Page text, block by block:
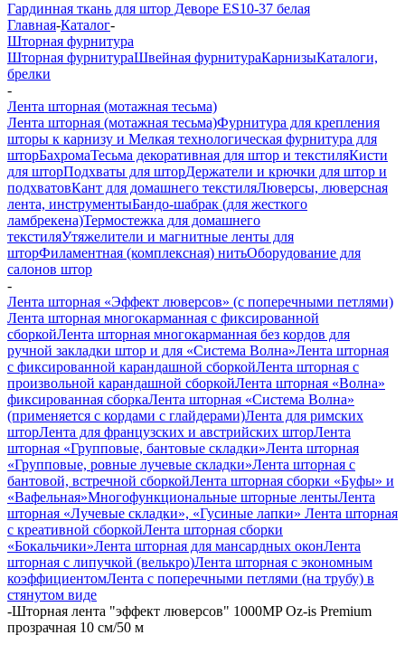
Гардинная ткань для штор Деворе ES10-37 белая
Главная-Каталог-
Шторная фурнитура
Шторная фурнитураШвейная фурнитураКарнизыКаталоги,
брелки
-
Лента шторная (мотажная тесьма)
Лента шторная (мотажная тесьма)Фурнитура для крепления
шторы к карнизу и Мелкая технологическая фурнитура для
шторБахромаТесьма декоративная для штор и текстиляКисти
для шторПодхваты для шторДержатели и крючки для штор и
подхватовКант для домашнего текстиляЛюверсы, люверсная
лента, инструментыБандо-шабрак (для жесткого
ламбрекена)Термостежка для домашнего
текстиляУтяжелители и магнитные ленты для
шторФиламентная (комплексная) нитьОборудование для
салонов штор
-
Лента шторная «Эффект люверсов» (с поперечными петлями)
Лента шторная многокарманная с фиксированной
сборкойЛента шторная многокарманная без кордов для
ручной закладки штор и для «Система Волна»Лента шторная
с фиксированной карандашной сборкойЛента шторная с
произвольной карандашной сборкойЛента шторная «Волна»
фиксированная сборкаЛента шторная «Система Волна»
(применяется с кордами с глайдерами)Лента для римских
шторЛента для французских и австрийских шторЛента
шторная «Групповые, бантовые складки»Лента шторная
«Групповые, ровные лучевые складки»Лента шторная с
бантовой, встречной сборкойЛента шторная сборки «Буфы» и
«Вафельная»Многофункциональные шторные лентыЛента
шторная «Лучевые складки», «Гусиные лапки» Лента шторная
с креативной сборкойЛента шторная сборки
«Бокальчики»Лента шторная для мансардных оконЛента
шторная с липучкой (велькро)Лента шторная с экономным
коэффициентомЛента с поперечными петлями (на трубу) в
стянутом виде
-Шторная лента "эффект люверсов" 1000MP Oz-is Premium
прозрачная 10 см/50 м